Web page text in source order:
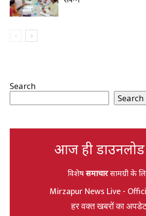
Search
Search
आज ही
विशेषसमाचारसामग्री के
Mirzapur News Live -
हर वक्त खबरों का